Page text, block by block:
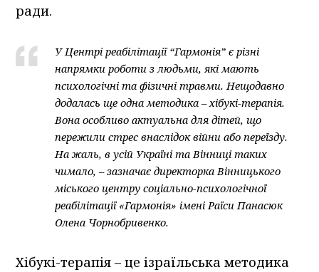
ради.
У Центрі реабілітації “Гармонія” є різні
напрямки роботи з людьми, які мають
психологічні та фізичні травми. Нещодавно
додалась ще одна методика – хібукі-терапія.
Вона особливо актуальна для дітей, що
пережили стрес внаслідок війни або переїзду.
На жаль, в усій Україні та Вінниці таких
чимало, – зазначає директорка Вінницького
міського центру соціально-психологічної
реабілітації «Гармонія» імені Раїси Панасюк
Олена Чорнобривенко.
Хібукі-терапія – це ізраїльська методика